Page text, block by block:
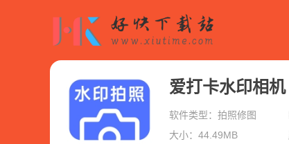
爱打卡水印相机
软件类型：拍照修图
大小：44.49MB